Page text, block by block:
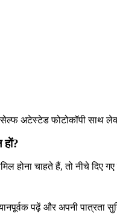
सेल्फ अटेस्टेड फोटोकॉपी साथ
होना चाहते हैं, तो नीचे दिए
पढ़ें और अपनी पात्रता